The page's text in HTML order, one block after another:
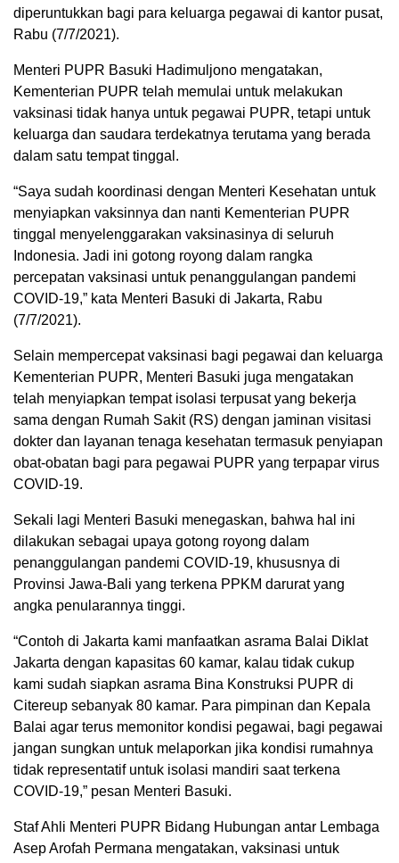
diperuntukkan bagi para keluarga pegawai di kantor pusat,
Rabu (7/7/2021).
Menteri PUPR Basuki Hadimuljono mengatakan,
Kementerian PUPR telah memulai untuk melakukan
vaksinasi tidak hanya untuk pegawai PUPR, tetapi untuk
keluarga dan saudara terdekatnya terutama yang berada
dalam satu tempat tinggal.
“Saya sudah koordinasi dengan Menteri Kesehatan untuk
menyiapkan vaksinnya dan nanti Kementerian PUPR
tinggal menyelenggarakan vaksinasinya di seluruh
Indonesia. Jadi ini gotong royong dalam rangka
percepatan vaksinasi untuk penanggulangan pandemi
COVID-19,” kata Menteri Basuki di Jakarta, Rabu
(7/7/2021).
Selain mempercepat vaksinasi bagi pegawai dan keluarga
Kementerian PUPR, Menteri Basuki juga mengatakan
telah menyiapkan tempat isolasi terpusat yang bekerja
sama dengan Rumah Sakit (RS) dengan jaminan visitasi
dokter dan layanan tenaga kesehatan termasuk penyiapan
obat-obatan bagi para pegawai PUPR yang terpapar virus
COVID-19.
Sekali lagi Menteri Basuki menegaskan, bahwa hal ini
dilakukan sebagai upaya gotong royong dalam
penanggulangan pandemi COVID-19, khususnya di
Provinsi Jawa-Bali yang terkena PPKM darurat yang
angka penularannya tinggi.
“Contoh di Jakarta kami manfaatkan asrama Balai Diklat
Jakarta dengan kapasitas 60 kamar, kalau tidak cukup
kami sudah siapkan asrama Bina Konstruksi PUPR di
Citereup sebanyak 80 kamar. Para pimpinan dan Kepala
Balai agar terus memonitor kondisi pegawai, bagi pegawai
jangan sungkan untuk melaporkan jika kondisi rumahnya
tidak representatif untuk isolasi mandiri saat terkena
COVID-19,” pesan Menteri Basuki.
Staf Ahli Menteri PUPR Bidang Hubungan antar Lembaga
Asep Arofah Permana mengatakan, vaksinasi untuk